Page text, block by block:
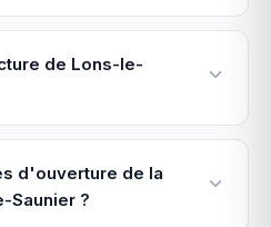
de Lons-le-
d'ouverture de la
Saunier ?